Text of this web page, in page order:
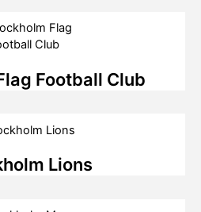
Football Club
Lions